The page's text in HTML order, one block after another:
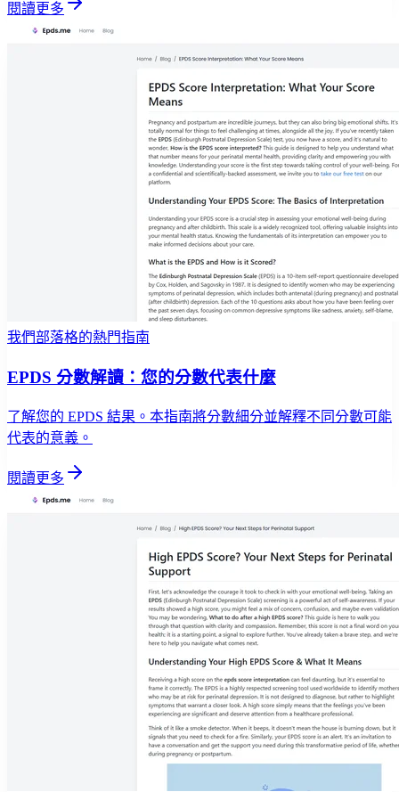
閱讀更多
我們部落格的熱門指南
EPDS 分數解讀：您的分數代表什麼
了解您的 EPDS 結果。本指南將分數細分並解釋不同分數可能
代表的意義。
閱讀更多